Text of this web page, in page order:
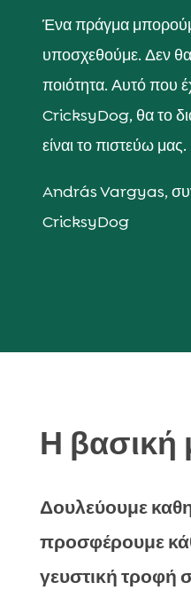
Ένα πράγμα
υποσχεθούμε. Δεν
ποιότητα. Αυτό που
CricksyDog, θα το
είναι το πιστεύω μας.
András Vargyas,
CricksyDog
Η βασική
Δουλεύουμε
προσφέρουμε
γευστική τροφή